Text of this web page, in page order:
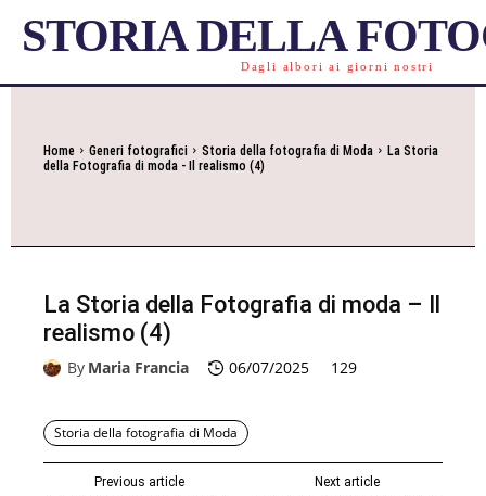
STORIA DELLA
Dagli albori ai giorni nostri
Home Generi fotografici Storia della fotografia di Moda
La Storia
della Fotografia di moda - Il realismo (4)
La Storia della Fotografia di moda – Il
realismo (4)
By Maria Francia 06/07/2025 129
Storia della fotografia di Moda
Previous article Next article